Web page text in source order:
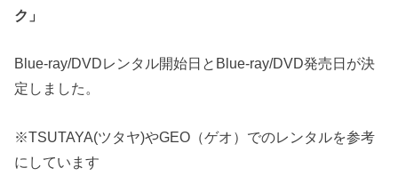
ク」
Blue-ray/DVDレンタル開始日とBlue-ray/DVD発売日が決
定しました。
※TSUTAYA(ツタヤ)やGEO（ゲオ）でのレンタルを参考
にしています